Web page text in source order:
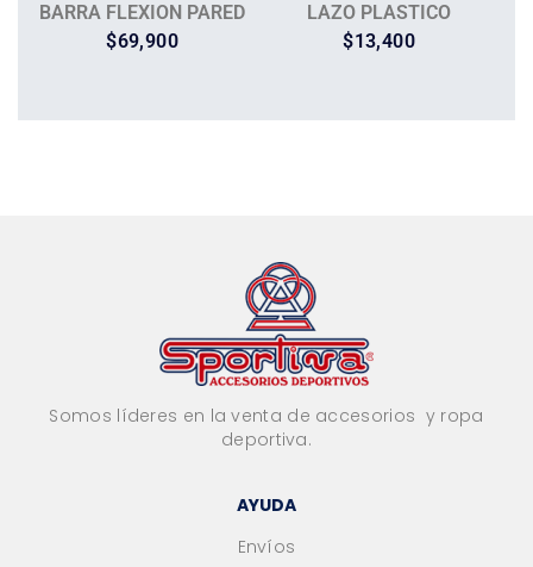
BARRA FLEXION PARED
$69,900
LAZO PLASTICO
$13,400
Somos líderes en la venta de accesorios y ropa
deportiva.
AYUDA
Envíos